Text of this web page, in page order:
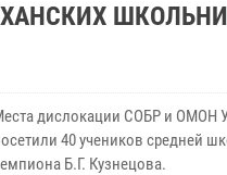
дислокации СОБР и ОМОН
40 учеников средней
Б.Г. Кузнецова.